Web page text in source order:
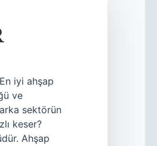
iyi ahşap
ve
sektörün
keser?
Ahşap